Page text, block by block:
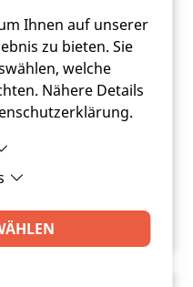
Ihnen auf unserer
zu bieten. Sie
welche
Nähere Details
welche für die
Cookies, die
um Funktionen wie
die
ernsten aber, aus
Finanzlage